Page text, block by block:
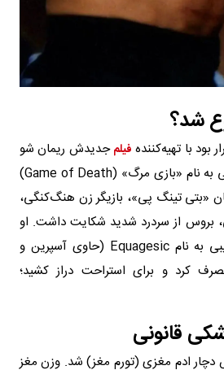
شد؟
بود با تهیه‌کننده فیلمجدیدش ریمان شو
ملاقات کند تا درباره فیلمی به نام «بازی مرگ» (Game of Death)
«بتی تینگ پی»، بازیگر زن هنگ‌کنگی،
بروس از سردرد شدید شکایت داشت. او
یک قرص آرام‌بخش ترکیبی به نام Equagesic (حاوی آسپرین و
کرد و برای استراحت دراز کشید؛
قانونی
ادم مغزی (تورم مغز) شد. وزن مغز